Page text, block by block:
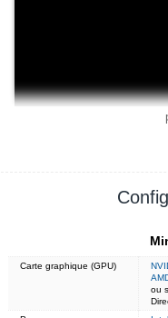
Carte graphique (GPU)
ou